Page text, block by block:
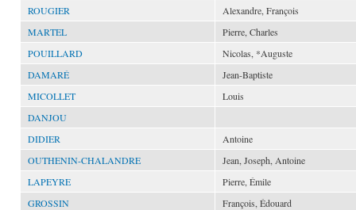
ROUGIER
Alexandre, François
MARTEL
Pierre, Charles
POUILLARD
Nicolas, *Auguste
DAMARÉ
Jean-Baptiste
MICOLLET
Louis
DANJOU
DIDIER
Antoine
OUTHENIN-CHALANDRE
Jean, Joseph, Antoine
LAPEYRE
Pierre, Émile
GROSSIN
François, Édouard